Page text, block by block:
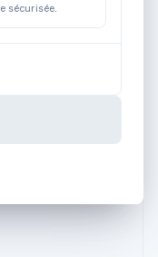
sécurisée.